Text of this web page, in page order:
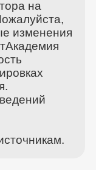
на
изменения